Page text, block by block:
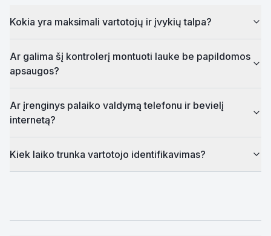
Kokia yra maksimali vartotojų ir įvykių talpa?
Ar galima šį kontrolerį montuoti lauke be papildomos
apsaugos?
Ar įrenginys palaiko valdymą telefonu ir bevielį
internetą?
Kiek laiko trunka vartotojo identifikavimas?